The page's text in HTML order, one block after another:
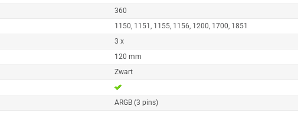
360
1150, 1151, 1155, 1156, 1200, 1700, 1851
3 x
120 mm
Zwart
ARGB (3 pins)